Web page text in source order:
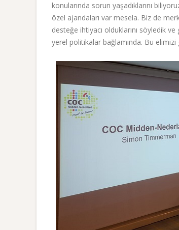
konularında sorun yaşadıklarını
özel ajandaları var mesela. Biz de
desteğe ihtiyacı olduklarını söyledik
yerel politikalar bağlamında. Bu elimizi